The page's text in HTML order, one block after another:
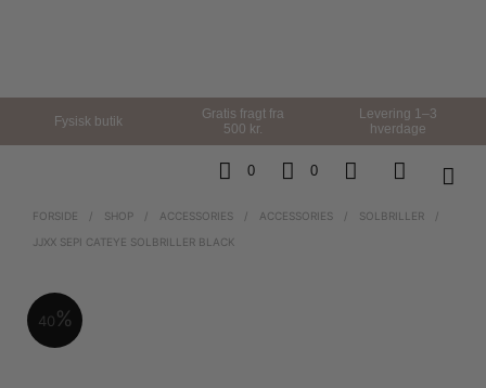
Fysisk butik
Gratis fragt fra
500 kr.
Levering 1–3
hverdage
0 0
FORSIDE / SHOP / ACCESSORIES / ACCESSORIES / SOLBRILLER
/
JJXX SEPI CATEYE SOLBRILLER BLACK
40